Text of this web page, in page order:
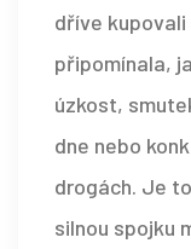
dříve
připomínala,
úzkost,
dne nebo
drogách. Je
silnou spojku